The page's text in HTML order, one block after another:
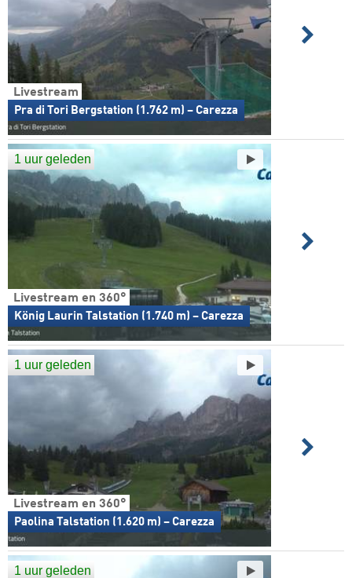
Livestream
Pra di Tori Bergstation (1.762 m) – Carezza
Livestream en 360°
König Laurin Talstation (1.740 m) – Carezza
1 uur geleden
Livestream en 360°
Paolina Talstation (1.620 m) – Carezza
1 uur geleden
1 uur geleden